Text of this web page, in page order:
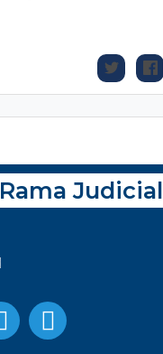
Rama Judicial